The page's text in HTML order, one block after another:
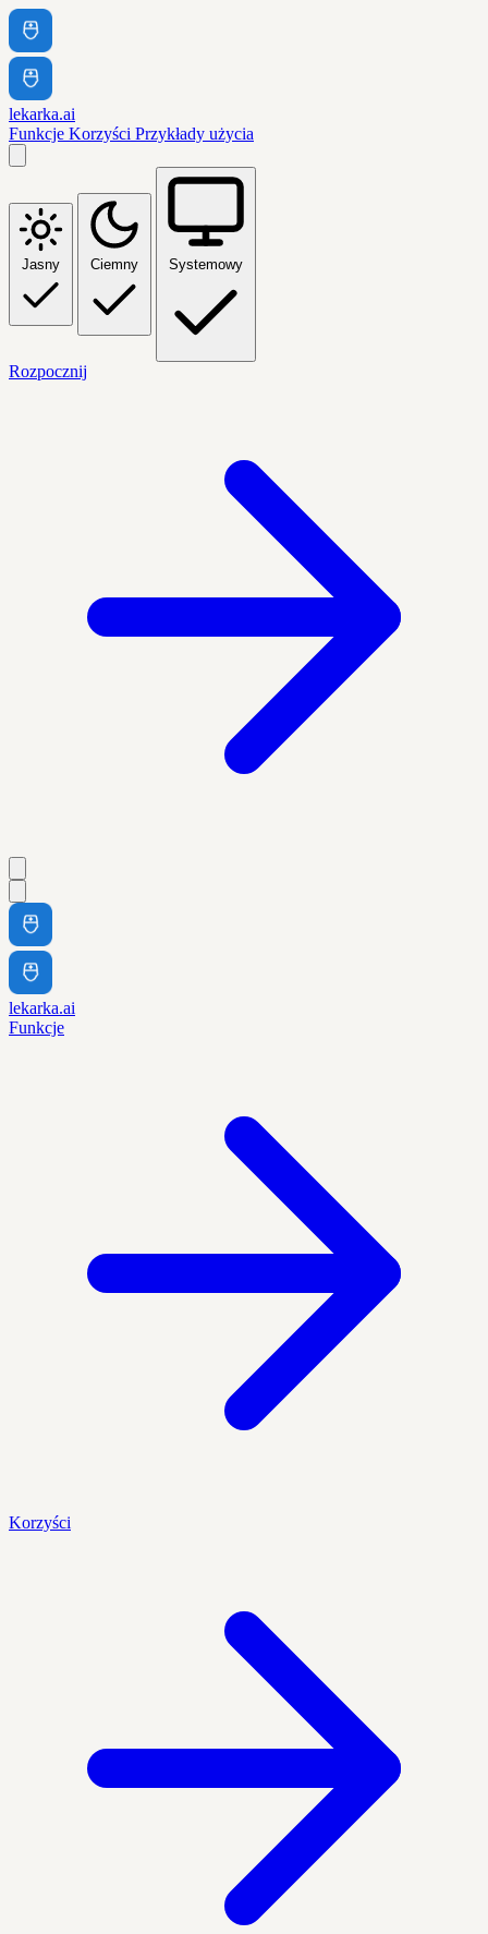
lekarka.ai
Funkcje Korzyści Przykłady użycia
Jasny Ciemny Systemowy
Rozpocznij
lekarka.ai
Funkcje
Korzyści